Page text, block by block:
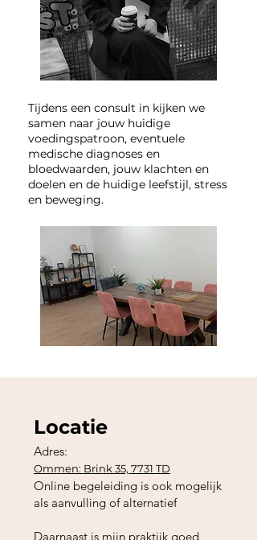
Tijdens een consult in kijken we
samen naar jouw huidige
voedingspatroon, eventuele
medische diagnoses en
bloedwaarden, jouw klachten en
doelen en de huidige leefstijl, stress
en beweging.
Locatie
Adres:
Ommen: Brink 35, 7731 TD
Online begeleiding is ook mogelijk
als aanvulling of alternatief
Daarnaast is mijn praktijk goed